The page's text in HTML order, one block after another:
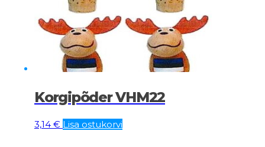
Korgipõder VHM22
3,14 € Lisa ostukorvi